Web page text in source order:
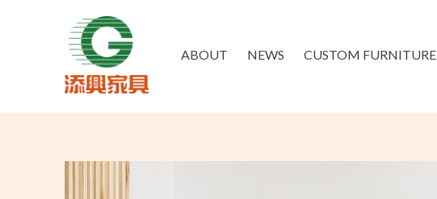
ABOUT NEWS CUSTOM FURNITURE